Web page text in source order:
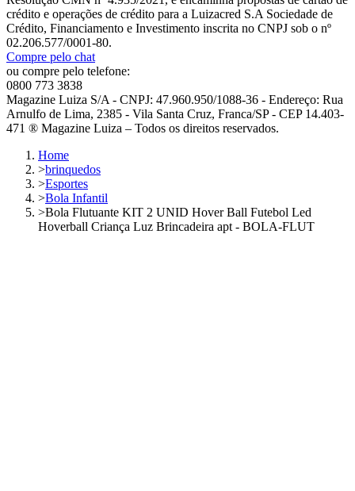
crédito e operações de crédito para a Luizacred S.A Sociedade de
Crédito, Financiamento e Investimento inscrita no CNPJ sob o nº
02.206.577/0001-80.
Compre pelo chat
ou compre pelo telefone:
0800 773 3838
Magazine Luiza S/A - CNPJ: 47.960.950/1088-36 - Endereço: Rua
Arnulfo de Lima, 2385 - Vila Santa Cruz, Franca/SP - CEP 14.403-
471 ® Magazine Luiza – Todos os direitos reservados.
Home
>brinquedos
>Esportes
>Bola Infantil
>Bola Flutuante KIT 2 UNID Hover Ball Futebol Led
Hoverball Criança Luz Brincadeira apt - BOLA-FLUT